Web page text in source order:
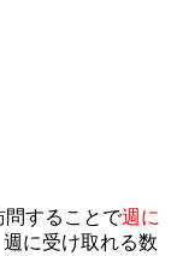
問することで週に
に受け取れる数